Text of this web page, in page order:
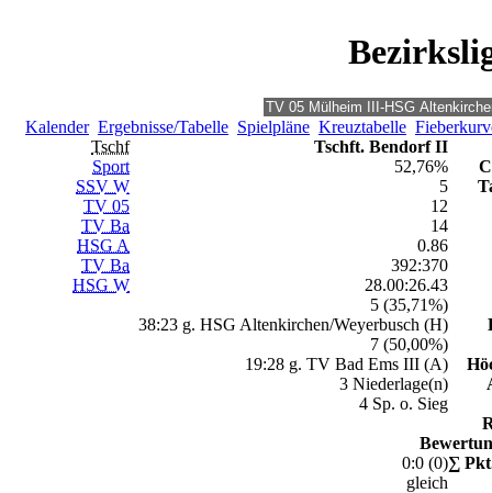
Kalender Ergebnisse/Tabelle Spielpläne Kreuztabelle
Tschf
Sport
SSV W
TV 05
TV Ba
HSG A
TV Ba
HSG W
Tschft. Bendorf II
52,76%
5
12
14
0.86
392:370
28.00:26.43
5 (35,71%)
38:23 g. HSG Altenkirchen/Weyerbusch (H)
7 (50,00%)
19:28 g. TV Bad Ems III (A)
3 Niederlage(n)
4 Sp. o. Sieg
0:0 (0)∑
gleich